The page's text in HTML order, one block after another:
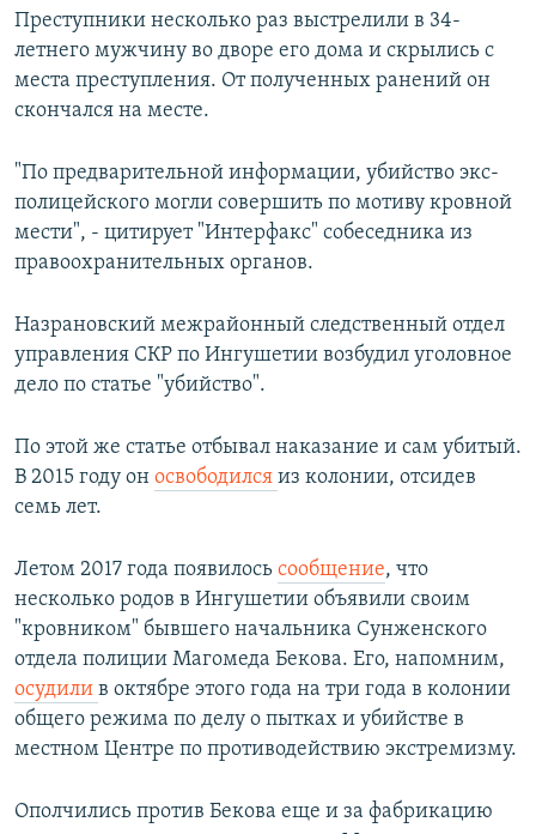
Преступники несколько раз выстрелили в 34-
летнего мужчину во дворе его дома и скрылись с
места преступления. От полученных ранений он
скончался на месте.
"По предварительной информации, убийство экс-
полицейского могли совершить по мотиву кровной
мести", - цитирует "Интерфакс" собеседника из
правоохранительных органов.
Назрановский межрайонный следственный отдел
управления СКР по Ингушетии возбудил уголовное
дело по статье "убийство".
По этой же статье отбывал наказание и сам убитый.
В 2015 году он освободился из колонии, отсидев
семь лет.
Летом 2017 года появилось сообщение, что
несколько родов в Ингушетии объявили своим
"кровником" бывшего начальника Сунженского
отдела полиции Магомеда Бекова. Его, напомним,
осудили в октябре этого года на три года в колонии
общего режима по делу о пытках и убийстве в
местном Центре по противодействию экстремизму.
Ополчились против Бекова еще и за фабрикацию